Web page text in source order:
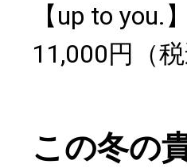
【up to
11,000円（税
この冬の